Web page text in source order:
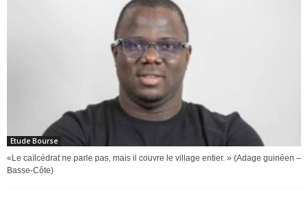
Etude Bourse
«Le caïlcédrat ne parle pas, mais il couvre le village entier. » (Adage guinéen –
Basse-Côte)